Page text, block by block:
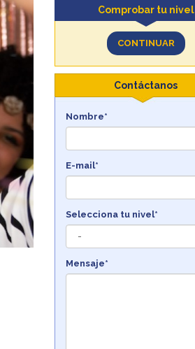
Comprobar tu nivel
CONTINUAR
Contáctanos
Nombre*
E-mail*
Selecciona tu nivel*
Mensaje*